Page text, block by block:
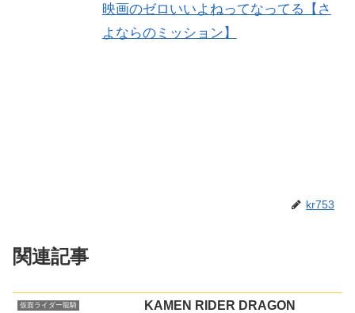
映画のゼロいいよねってなってる【さ
よならのミッション】
kr753
関連記事
仮面ライダー龍騎
KAMEN RIDER DRAGON